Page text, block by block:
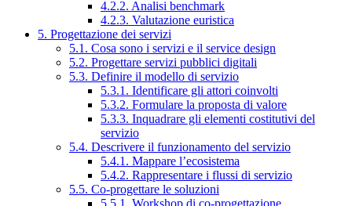
4.2.2. Analisi benchmark
4.2.3. Valutazione euristica
5. Progettazione dei servizi
5.1. Cosa sono i servizi e il service design
5.2. Progettare servizi pubblici digitali
5.3. Definire il modello di servizio
5.3.1. Identificare gli attori coinvolti
5.3.2. Formulare la proposta di valore
5.3.3. Inquadrare gli elementi costitutivi del
servizio
5.4. Descrivere il funzionamento del servizio
5.4.1. Mappare l’ecosistema
5.4.2. Rappresentare i flussi di servizio
5.5. Co-progettare le soluzioni
5.5.1. Workshop di co-progettazione